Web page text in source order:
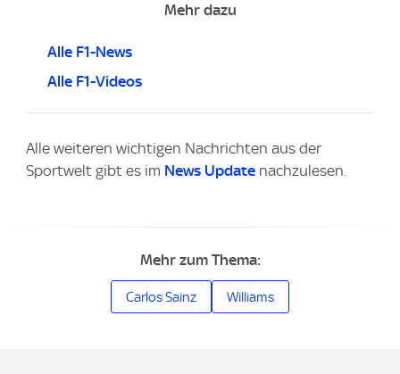
Mehr dazu
Alle F1-News
Alle F1-Videos
Alle weiteren wichtigen Nachrichten aus der
Sportwelt gibt es im News Update nachzulesen.
Mehr zum Thema:
Carlos Sainz Williams